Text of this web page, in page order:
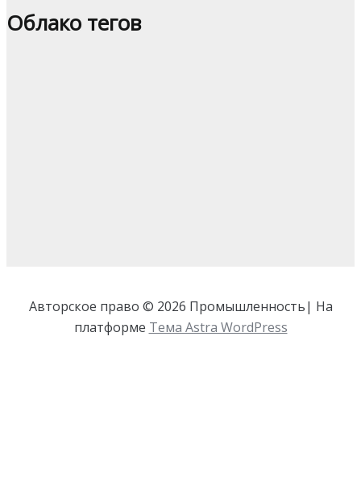
Облако тегов
Авторское право © 2026 Промышленность| На
платформе Тема Astra WordPress